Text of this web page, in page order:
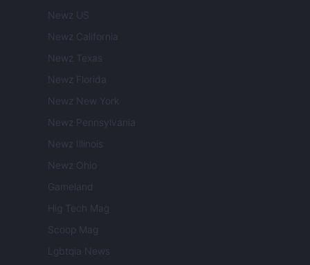
Newz US
Newz California
Newz Texas
Newz Florida
Newz New York
Newz Pennsylvania
Newz Illinois
Newz Ohio
Gameland
Hig Tech Mag
Scoop Mag
Lgbtqia News